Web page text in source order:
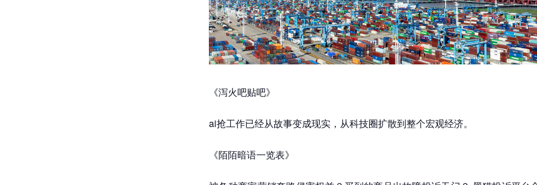
《泻火吧贴吧》
ai抢工作已经从故事变成现实，从科技圈扩散到整个宏观经济。
《陌陌暗语一览表》